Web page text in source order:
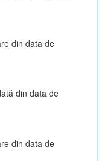
din data de
din data de
din data de